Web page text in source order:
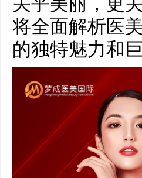
将全面解析医
的独特魅力和